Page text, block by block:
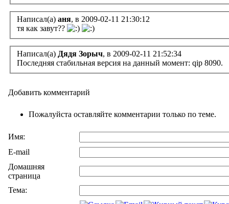
Написал(а) аня, в 2009-02-11 21:30:12
тя как завут??
Написал(а) Дядя Зорыч, в 2009-02-11 21:52:34
Последняя стабильная версия на данный момент: qip 8090.
Добавить комментарий
Пожалуйста оставляйте комментарии только по теме.
Имя:
E-mail
Домашняя
страница
Тема: